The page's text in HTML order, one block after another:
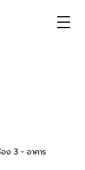
ง 3 - อาคาร